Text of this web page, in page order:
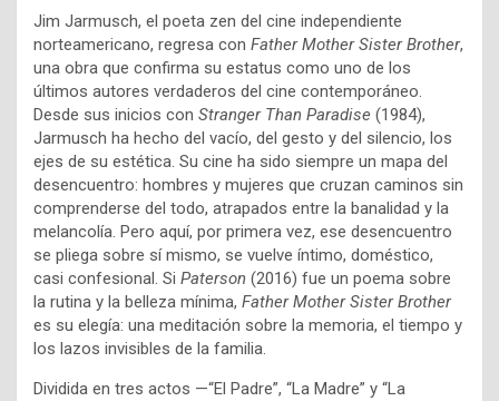
Jim Jarmusch, el poeta zen del cine independiente
norteamericano, regresa con Father Mother Sister Brother,
una obra que confirma su estatus como uno de los
últimos autores verdaderos del cine contemporáneo.
Desde sus inicios con Stranger Than Paradise (1984),
Jarmusch ha hecho del vacío, del gesto y del silencio, los
ejes de su estética. Su cine ha sido siempre un mapa del
desencuentro: hombres y mujeres que cruzan caminos sin
comprenderse del todo, atrapados entre la banalidad y la
melancolía. Pero aquí, por primera vez, ese desencuentro
se pliega sobre sí mismo, se vuelve íntimo, doméstico,
casi confesional. Si Paterson (2016) fue un poema sobre
la rutina y la belleza mínima, Father Mother Sister Brother
es su elegía: una meditación sobre la memoria, el tiempo y
los lazos invisibles de la familia.
Dividida en tres actos —“El Padre”, “La Madre” y “La